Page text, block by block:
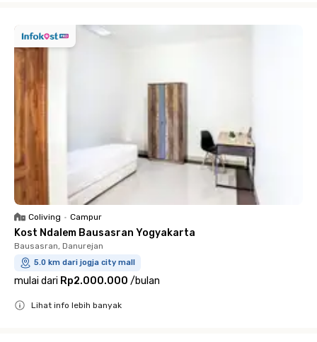
Coliving • Campur
Kost Ndalem Bausasran Yogyakarta
Bausasran, Danurejan
5.0 km dari jogja city mall
mulai dari Rp2.000.000 /bulan
Lihat info lebih banyak